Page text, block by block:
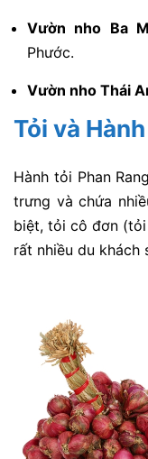
Vườn nho Ba
Phước.
Vườn nho Thái
Tỏi và
Hành tỏi Phan
trưng và chứa
biệt, tỏi cô đơn
rất nhiều du khách